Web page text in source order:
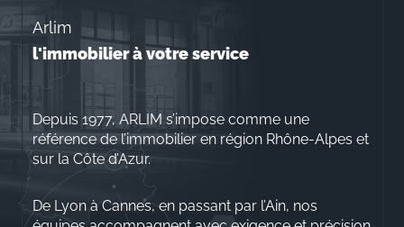
Arlim
l'immobilier à votre service
Depuis 1977, ARLIM s’impose comme une
référence de l’immobilier en région Rhône-Alpes et
sur la Côte d’Azur.
De Lyon à Cannes, en passant par l’Ain, nos